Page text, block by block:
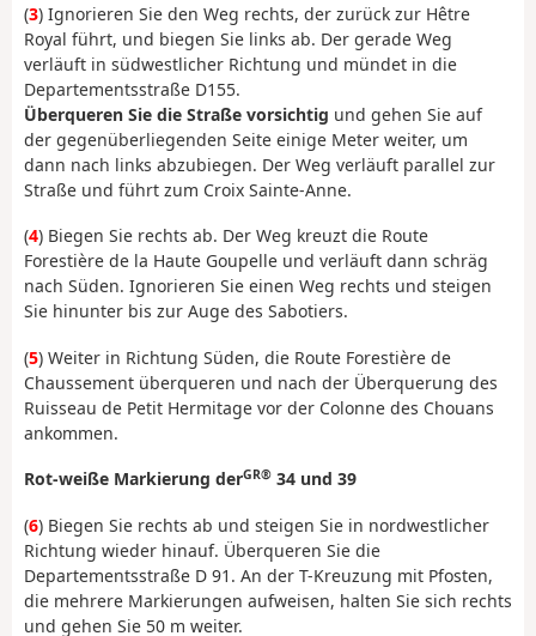
(3) Ignorieren Sie den Weg rechts, der zurück zur Hêtre
Royal führt, und biegen Sie links ab. Der gerade Weg
verläuft in südwestlicher Richtung und mündet in die
Departementsstraße D155.
Überqueren Sie die Straße vorsichtig und gehen Sie auf
der gegenüberliegenden Seite einige Meter weiter, um
dann nach links abzubiegen. Der Weg verläuft parallel zur
Straße und führt zum Croix Sainte-Anne.
(4) Biegen Sie rechts ab. Der Weg kreuzt die Route
Forestière de la Haute Goupelle und verläuft dann schräg
nach Süden. Ignorieren Sie einen Weg rechts und steigen
Sie hinunter bis zur Auge des Sabotiers.
(5) Weiter in Richtung Süden, die Route Forestière de
Chaussement überqueren und nach der Überquerung des
Ruisseau de Petit Hermitage vor der Colonne des Chouans
ankommen.
Rot-weiße Markierung derGR® 34 und 39
(6) Biegen Sie rechts ab und steigen Sie in nordwestlicher
Richtung wieder hinauf. Überqueren Sie die
Departementsstraße D 91. An der T-Kreuzung mit Pfosten,
die mehrere Markierungen aufweisen, halten Sie sich rechts
und gehen Sie 50 m weiter.